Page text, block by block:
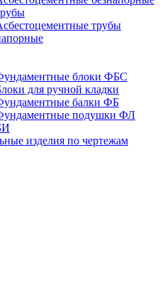
трубы
блоки ФБС
для ручной кладки
балки ФБ
подушки ФЛ
изделия по чертежам